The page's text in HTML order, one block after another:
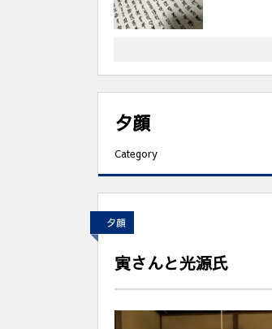
夕顔
Category
夕顔
寅さんと光源氏